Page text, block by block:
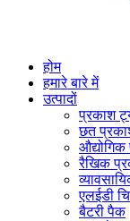
होम
हमारे बारे में
उत्पादों
प्रकाश
छत
रैखिक
एलईडी
बैटरी पैक